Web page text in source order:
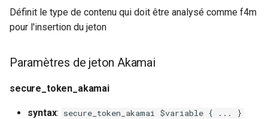
socket
t1k
Définit le type de contenu qui doit être analysé comme f4m
pour l'insertion du jeton
Paramètres de jeton Akamai
secure_token_akamai
syntax: secure_token_akamai $variable { ... }